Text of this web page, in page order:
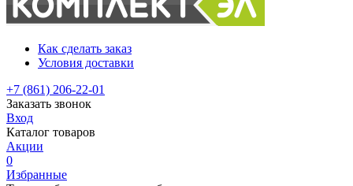
Как сделать заказ
Условия доставки
+7 (861) 206-22-01
Заказать звонок
Вход
Каталог товаров
Акции
0
Избранные